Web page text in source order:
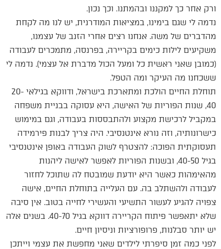
ורק אחר כך למקננו ובהמתנו. וכך נכון.
נדמה לי שגם בימינו, במציאות המודרנית, יש לנו מה לקחת
מהדברים של משה. אנחנו רצים אחרי הזנב של עצמנו,
משקיעים לילות כימים בקריירה, בפרנסה, מתמכרים לעבודה
(כמובן שאני ראשית כל ומעל הכול מדברת אל עצמי). נדמה לי
ששכחנו מה העיקר ומה הטפל.
תוחלת החיים הולכת ומתארכת בישראל, ודווקא בגילאי 20-
40, שנות הפוריות של האישה, היא עסוקה בבניית משפחה
במקביל לרכישת מקצוע ולהתבססות בעבודה, וגם במימוש
כישרונותיה, וזה נורא אינטנסיבי. היה צריך לבנות פירמידה
תעסוקתית הפוכה: להצטרף לשוק העבודה באופן אינטנסיבי
בגיל 40-50, ובשנות הפוריות לאפשר לאישה ליהנות
מהאימהות כאשר היא יודעת שמובטח לה שתוכל לחזור
לעבודה ולהשתלב בה. עם העלייה בתוחלת החיים, אישה
צפויה להגיע לעשור התשיעי והעשירי לחייה בטוב. אין סיבה
שלא יתאפשר פיתוח הקריירה דווקא בגיל 40-70. בשנים אלה
יש יותר סבלנות, פרופורציות וניסיון חיים.
לפני כמה זמן סיפרתי לילדים שאני מחפשת את עצמי וייתכן